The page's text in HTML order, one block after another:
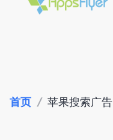
首页 / 苹果搜索广告